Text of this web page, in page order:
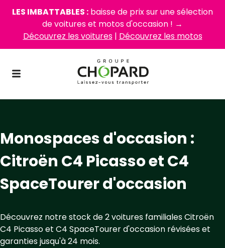
LES IMBATTABLES : baisse de prix sur une sélection
de voitures et motos d'occasion ! →
Découvrez les voitures| Découvrez les motos
Monospaces d'occasion :
Citroën C4 Picasso et C4
SpaceTourer d'occasion
Découvrez notre stock de 2 voitures familiales Citroën
C4 Picasso et C4 SpaceTourer d'occasion révisées et
garanties jusqu'à 24 mois.